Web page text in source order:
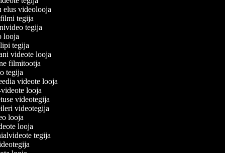
elus videolooja
filmi tegija
tegija
looja
tegija
videote looja
filmitootja
tegija
videote looja
videote looja
videotegija
videotegija
looja
looja
tegija